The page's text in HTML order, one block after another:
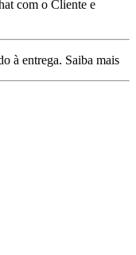
com o Cliente e
à entrega. Saiba mais